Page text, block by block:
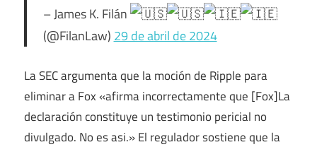
– James K. Filán
(@FilanLaw) 29 de abril de 2024
La SEC argumenta que la moción de Ripple para
eliminar a Fox «afirma incorrectamente que [Fox]La
declaración constituye un testimonio pericial no
divulgado. No es asi.» El regulador sostiene que la